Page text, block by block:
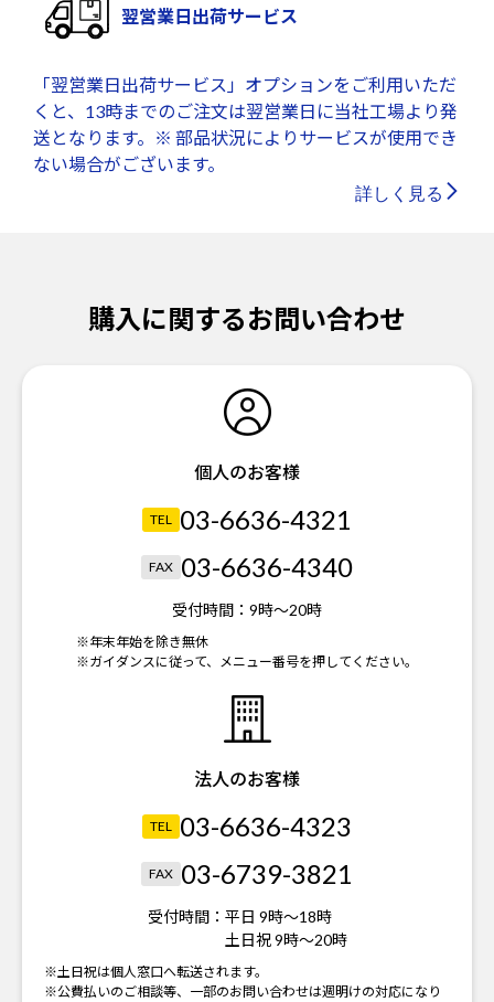
翌営業日出荷サービス
「翌営業日出荷サービス」オプションをご利用いただ
くと、13時までのご注文は翌営業日に当社工場より発
送となります。※ 部品状況によりサービスが使用でき
ない場合がございます。
詳しく見る
購入に関するお問い合わせ
個人のお客様
TEL 03-6636-4321
FAX 03-6636-4340
受付時間： 9時～20時
※年末年始を除き無休
※ガイダンスに従って、メニュー番号を押してください。
法人のお客様
TEL 03-6636-4323
FAX 03-6739-3821
受付時間： 平日 9時～18時
土日祝 9時～20時
※土日祝は個人窓口へ転送されます。
※公費払いのご相談等、一部のお問い合わせは週明けの対応になり